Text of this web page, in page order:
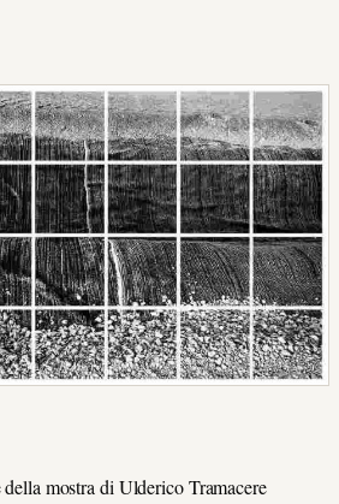
mostra di Ulderico Tramacere